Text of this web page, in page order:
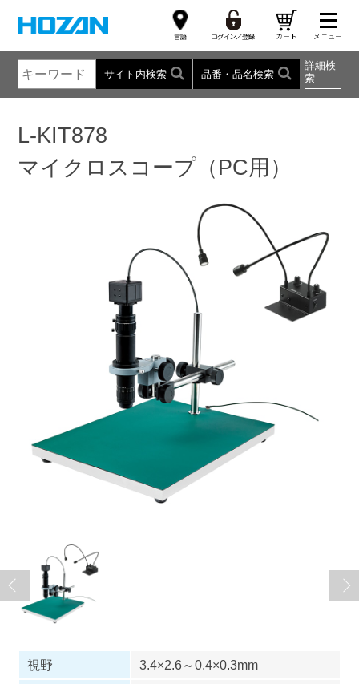
サイト内検索 品番・品名検索
詳細検
索
L-KIT878
マイクロスコープ（PC用）
視野 3.4×2.6～0.4×0.3mm